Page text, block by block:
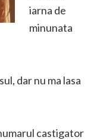
iarna de
minunata
dar nu ma lasa
castigator